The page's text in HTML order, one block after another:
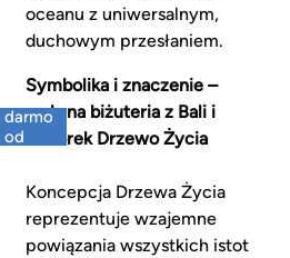
darmo
od
oceanu z uniwersalnym,
duchowym przesłaniem.
Symbolika i znaczenie –
srebrna biżuteria z Bali i
wisiorek Drzewo Życia
Koncepcja Drzewa Życia
reprezentuje wzajemne
powiązania wszystkich istot